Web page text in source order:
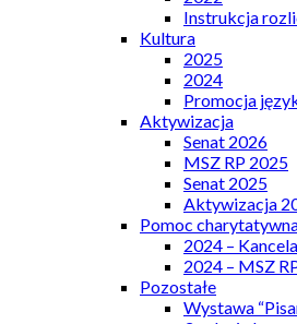
Instrukcja
Kultura
2025
2024
Promocja
Aktywizacja
Senat 2026
MSZ RP 2025
Senat 2025
Aktywizacja
Pomoc
2024 –
2024 – MSZ
Pozostałe
Wystawa